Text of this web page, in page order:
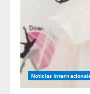
i
n
g
Noticias